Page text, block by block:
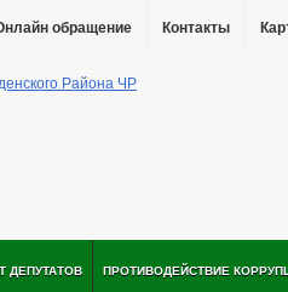
обращение Контакты
ДЕПУТАТОВ ПРОТИВОДЕЙСТВИЕ